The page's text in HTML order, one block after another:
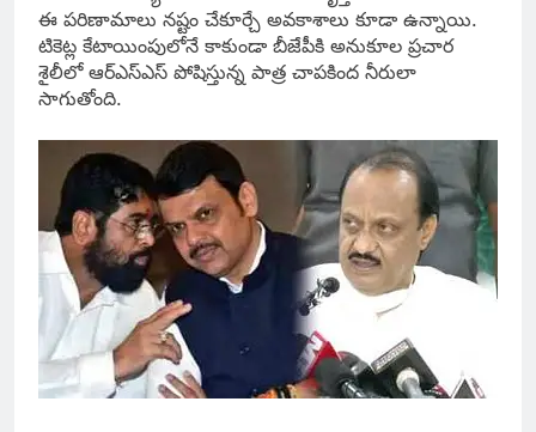
ఈ పరిణామాలు నష్టం చేకూర్చే అవకాశాలు కూడా ఉన్నాయి.
టికెట్ల కేటాయింపులోనే కాకుండా బీజేపీకి అనుకూల ప్రచార
శైలీలో ఆర్ఎస్ఎస్ పోషిస్తున్న పాత్ర చాపకింద నీరులా
సాగుతోంది.